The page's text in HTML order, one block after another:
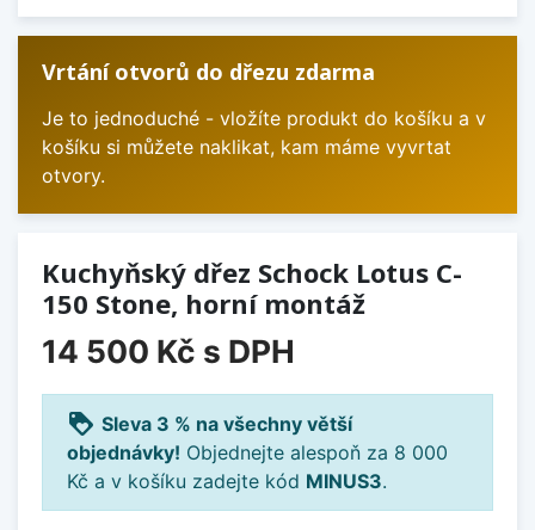
Vrtání otvorů do dřezu zdarma
Je to jednoduché - vložíte produkt do košíku a v
košíku si můžete naklikat, kam máme vyvrtat
otvory.
Kuchyňský dřez Schock Lotus C-
150 Stone, horní montáž
14 500 Kč s DPH
loyalty Sleva 3 % na všechny větší
objednávky! Objednejte alespoň za 8 000
Kč a v košíku zadejte kód MINUS3.